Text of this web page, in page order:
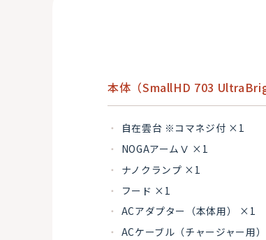
本体（SmallHD 703
自在雲台 ※コマネジ付 ×1
NOGAアームⅤ ×1
ナノクランプ ×1
フード ×1
ACアダプター（本体用） ×1
ACケーブル（チャージャー用